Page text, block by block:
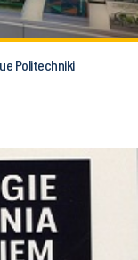
Politechniki